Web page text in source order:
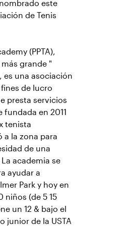
este
de Tenis
(PPTA),
grande "
es una asociación
de lucro
presta servicios
fundada en 2011
tenista
a la zona para
de una
academia se
ayudar a
Park y hoy en
niños (de 5 15
un 12 & bajo el
junior de la USTA